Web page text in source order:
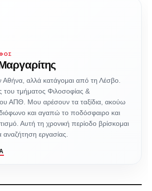
Αθήνα, αλλά κατάγομαι από τη Λέσβο.
του τμήματος Φιλοσοφίας &
ΑΠΘ. Mου αρέσουν τα ταξίδια, ακούω
και αγαπώ το ποδόσφαιρο και
Αυτή τη χρονική περίοδο βρίσκομαι
αναζήτηση εργασίας.